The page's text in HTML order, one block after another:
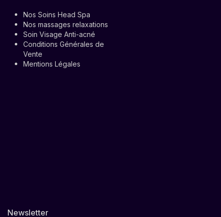
Nos Soins Head Spa
Nos massages relaxations
Soin Visage Anti-acné
Conditions Générales de
Vente
Mentions Légales
Newsletter